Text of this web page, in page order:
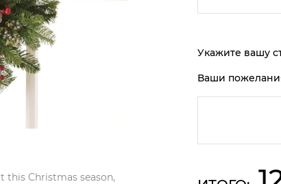
Christmas season,
Укажите вашу
Ваши